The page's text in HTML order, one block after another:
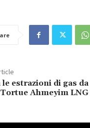
estrazioni di gas da
Ahmeyim LNG